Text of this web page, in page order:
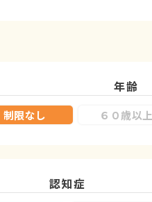
年齢
制限なし ６０歳以上
認知症